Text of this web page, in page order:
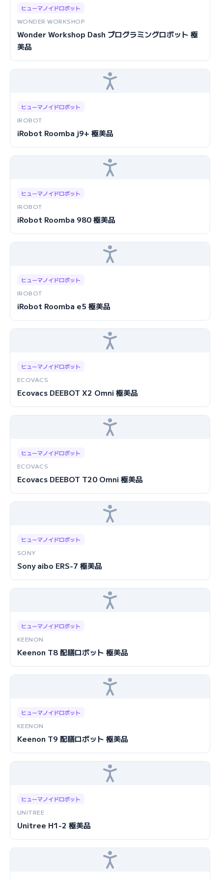
ヒューマノイドロボット
WONDER WORKSHOP
Wonder Workshop Dash プログラミングロボット 極
美品
ヒューマノイドロボット
IROBOT
iRobot Roomba j9+ 極美品
ヒューマノイドロボット
IROBOT
iRobot Roomba 980 極美品
ヒューマノイドロボット
IROBOT
iRobot Roomba e5 極美品
ヒューマノイドロボット
ECOVACS
Ecovacs DEEBOT X2 Omni 極美品
ヒューマノイドロボット
ECOVACS
Ecovacs DEEBOT T20 Omni 極美品
ヒューマノイドロボット
SONY
Sony aibo ERS-7 極美品
ヒューマノイドロボット
KEENON
Keenon T8 配膳ロボット 極美品
ヒューマノイドロボット
KEENON
Keenon T9 配膳ロボット 極美品
ヒューマノイドロボット
UNITREE
Unitree H1-2 極美品